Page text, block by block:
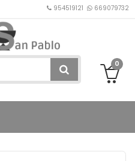
954519121 669079732
0